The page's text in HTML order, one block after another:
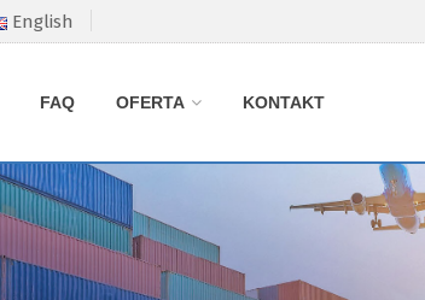
English
FAQ OFERTA KONTAKT